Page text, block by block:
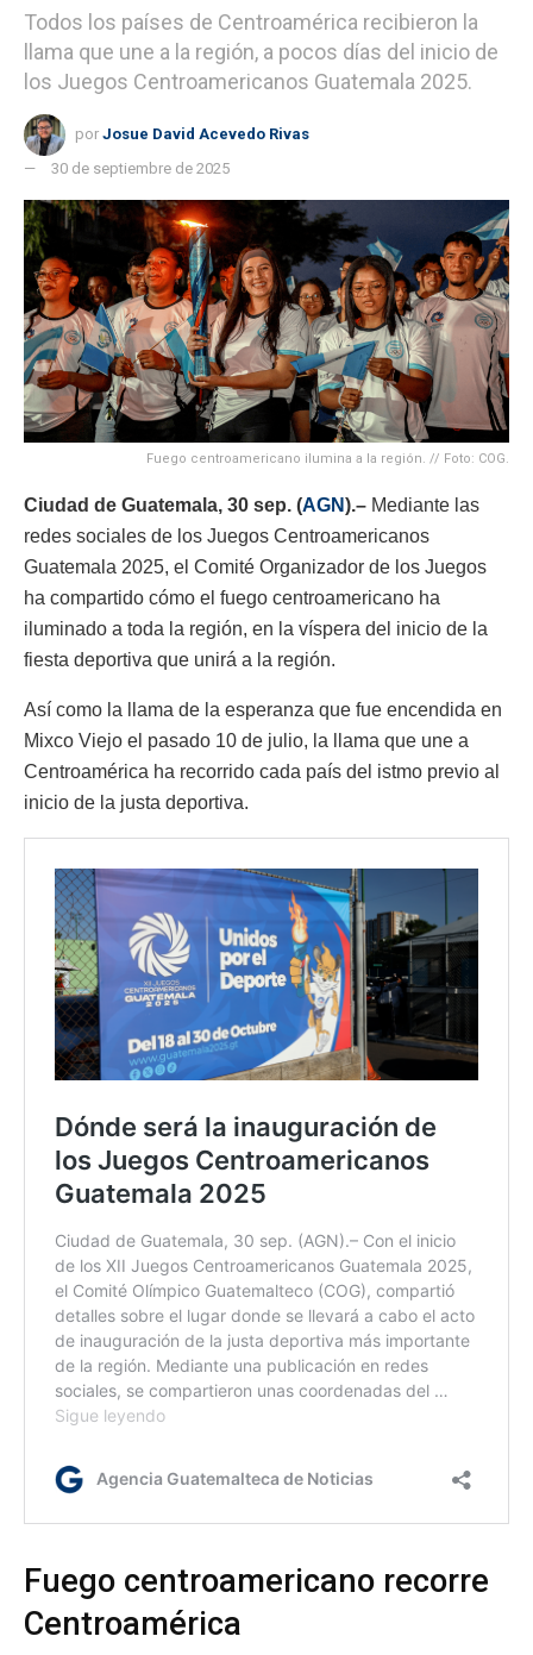
Todos los países de Centroamérica recibieron la
llama que une a la región, a pocos días del inicio de
los Juegos Centroamericanos Guatemala 2025.
por Josue David Acevedo Rivas
30 de septiembre de 2025
Fuego centroamericano ilumina a la región. // Foto: COG.
Ciudad de Guatemala, 30 sep. (AGN).– Mediante las
redes sociales de los Juegos Centroamericanos
Guatemala 2025, el Comité Organizador de los Juegos
ha compartido cómo el fuego centroamericano ha
iluminado a toda la región, en la víspera del inicio de la
fiesta deportiva que unirá a la región.
Así como la llama de la esperanza que fue encendida en
Mixco Viejo el pasado 10 de julio, la llama que une a
Centroamérica ha recorrido cada país del istmo previo al
inicio de la justa deportiva.
Fuego centroamericano recorre
Centroamérica